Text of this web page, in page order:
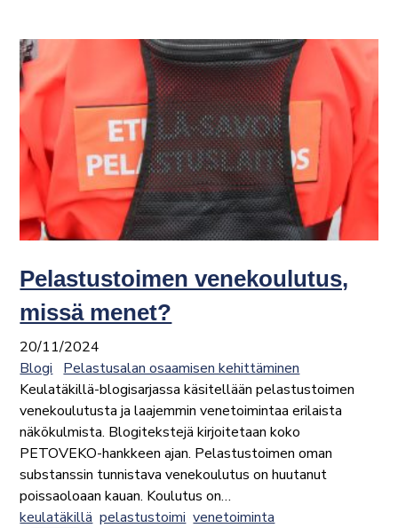
Pelastustoimen venekoulutus,
missä menet?
20/11/2024
Blogi
Pelastusalan osaamisen kehittäminen
Keulatäkillä-blogisarjassa käsitellään pelastustoimen
venekoulutusta ja laajemmin venetoimintaa erilaista
näkökulmista. Blogitekstejä kirjoitetaan koko
PETOVEKO-hankkeen ajan. Pelastustoimen oman
substanssin tunnistava venekoulutus on huutanut
poissaoloaan kauan. Koulutus on…
keulatäkillä pelastustoimi venetoiminta